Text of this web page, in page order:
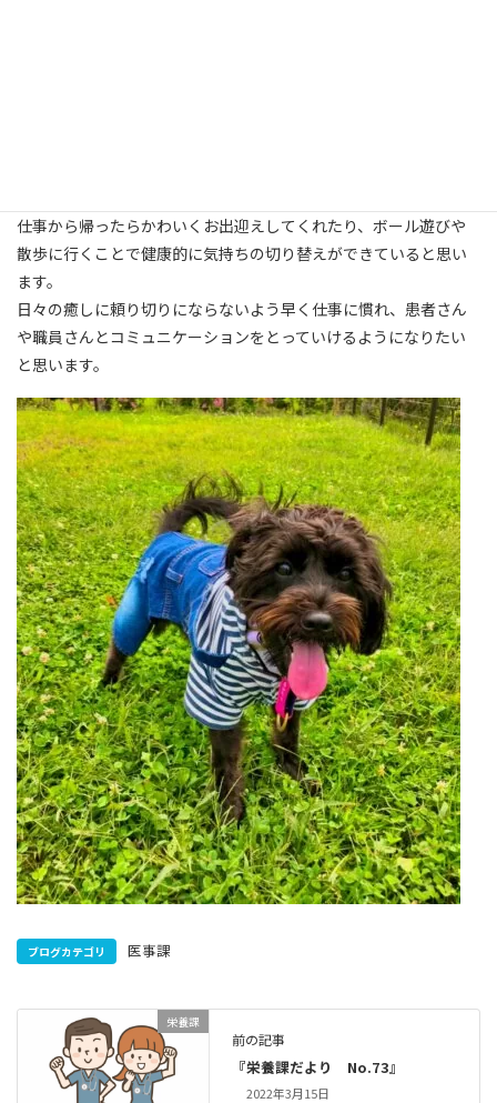
仕事から帰ったらかわいくお出迎えしてくれたり、ボール遊びや
散歩に行くことで健康的に気持ちの切り替えができていると思い
ます。
日々の癒しに頼り切りにならないよう早く仕事に慣れ、患者さん
や職員さんとコミュニケーションをとっていけるようになりたい
と思います。
ブログカテゴリ 医事課
栄養課
前の記事
『栄養課だより No.73』
2022年3月15日